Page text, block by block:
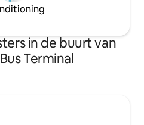
in de buurt van
Terminal